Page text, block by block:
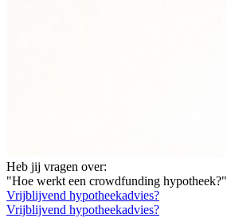
Heb jij vragen over:
"Hoe werkt een crowdfunding hypotheek?"
Vrijblijvend hypotheekadvies?
Vrijblijvend hypotheekadvies?